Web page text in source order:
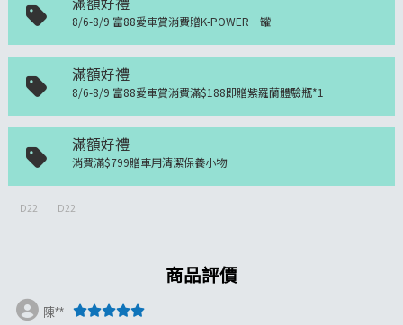
8/6-8/9 富88愛車賞消費贈K-POWER一罐
滿額好禮
8/6-8/9 富88愛車賞消費滿$188即贈紫羅蘭體驗瓶*1
滿額好禮
消費滿$799贈車用清潔保養小物
D22 D22
商品評價
陳**